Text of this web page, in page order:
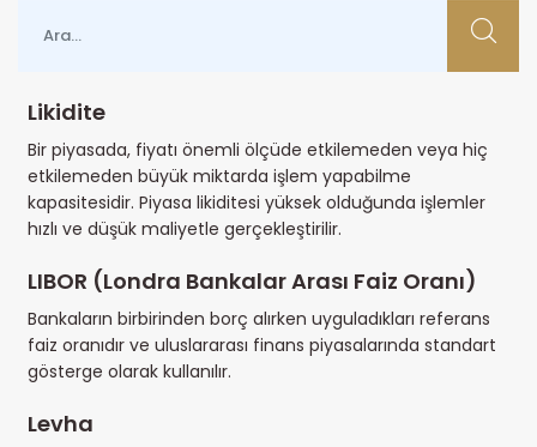
Likidite
Bir piyasada, fiyatı önemli ölçüde etkilemeden veya hiç
etkilemeden büyük miktarda işlem yapabilme
kapasitesidir. Piyasa likiditesi yüksek olduğunda işlemler
hızlı ve düşük maliyetle gerçekleştirilir.
LIBOR (Londra Bankalar Arası Faiz Oranı)
Bankaların birbirinden borç alırken uyguladıkları referans
faiz oranıdır ve uluslararası finans piyasalarında standart
gösterge olarak kullanılır.
Levha